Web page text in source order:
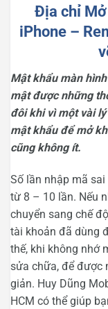
Địa chỉ
iPhone –
Mật khẩu màn
mật được những
đôi khi vì một vài
mật khẩu để mở
cũng không ít.
Số lần nhập mã
từ 8 – 10 lần. Nếu
chuyển sang chế
tài khoản đã dùng
thế, khi không nhớ
sửa chữa, để được
giản. Huy Dũng
HCM có thể giúp